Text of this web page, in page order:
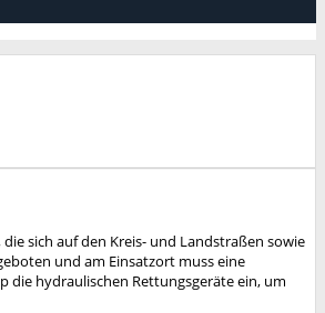
sich auf den Kreis- und Landstraßen sowie
und am Einsatzort muss eine
die hydraulischen Rettungsgeräte ein, um